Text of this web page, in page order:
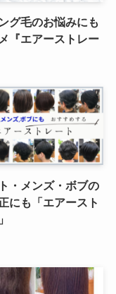
グ毛のお悩みにも
『エアーストレー
・メンズ・ボブの
にも「エアースト